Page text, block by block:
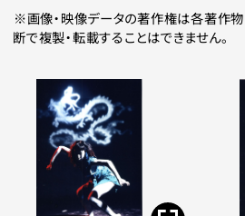
画像・映像データの著作権は各著作
断で複製・転載することはできません。